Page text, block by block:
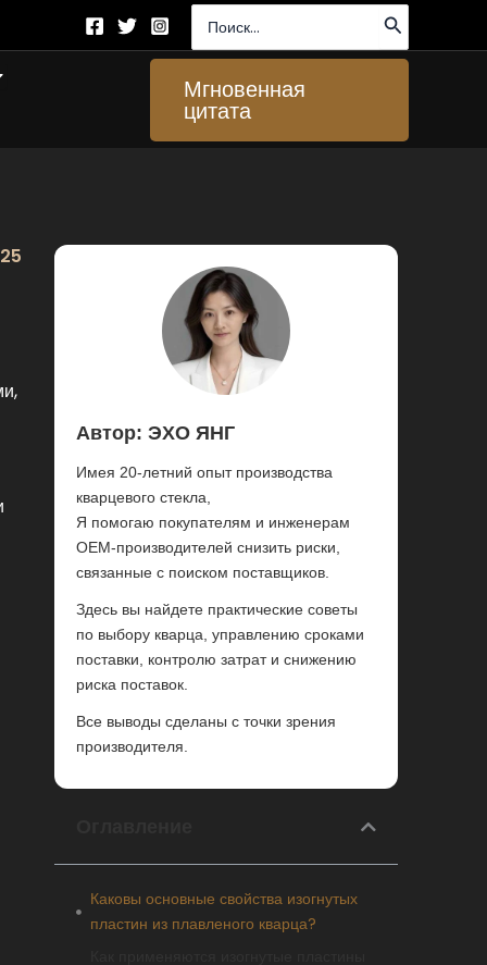
About Us
Мгновенная
цитата
Автор: ЭХО ЯНГ
Имея 20-летний опыт производства
кварцевого стекла,
Я помогаю покупателям и инженерам
OEM-производителей снизить риски,
связанные с поиском поставщиков.
Здесь вы найдете практические советы
по выбору кварца, управлению сроками
поставки, контролю затрат и снижению
риска поставок.
Все выводы сделаны с точки зрения
производителя.
Каковы основные свойства изогнутых
пластин из плавленого кварца?